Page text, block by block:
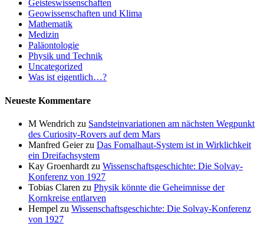
Geisteswissenschaften
Geowissenschaften und Klima
Mathematik
Medizin
Paläontologie
Physik und Technik
Uncategorized
Was ist eigentlich…?
Neueste Kommentare
M Wendrich zu Sandsteinvariationen am nächsten Wegpunkt
des Curiosity-Rovers auf dem Mars
Manfred Geierzu Das Fomalhaut-System ist in Wirklichkeit
ein Dreifachsystem
Kay Groenhardt zu Wissenschaftsgeschichte: Die Solvay-
Konferenz von 1927
Tobias Claren zu Physik könnte die Geheimnisse der
Kornkreise entlarven
Hempel zu Wissenschaftsgeschichte: Die Solvay-Konferenz
von 1927